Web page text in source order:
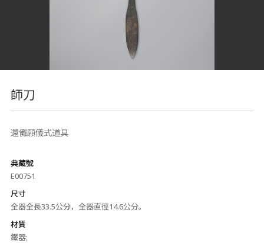
師刀
還儺願儀式道具
典藏號
E00751
尺寸
全器全長33.5公分，全器直徑14.6公分。
材質
鐵器;